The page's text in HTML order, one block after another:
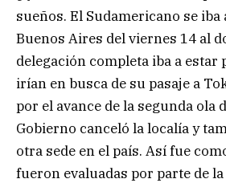
sueños. El Sudamericano se
Buenos Aires del viernes 14 al
delegación completa iba a estar
irían en busca de su pasaje a
por el avance de la segunda ola
Gobierno canceló la localía y
otra sede en el país. Así fue
fueron evaluadas por parte de